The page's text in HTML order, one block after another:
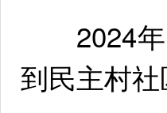
2024年4
到民主村